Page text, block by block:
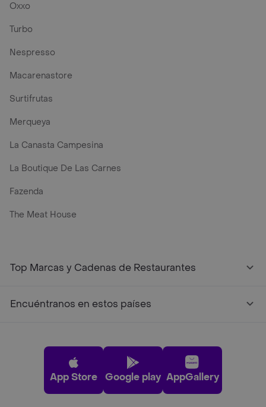
Oxxo
Turbo
Nespresso
Macarenastore
Surtifrutas
Merqueya
La Canasta Campesina
La Boutique De Las Carnes
Fazenda
The Meat House
Top Marcas y Cadenas de Restaurantes
Encuéntranos en estos países
App Store Google play AppGallery